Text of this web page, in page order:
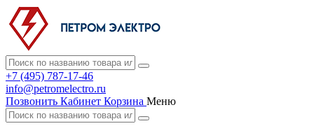
+7 (495) 787-17-46
info@petromelectro.ru
Позвонить Кабинет Корзина Меню